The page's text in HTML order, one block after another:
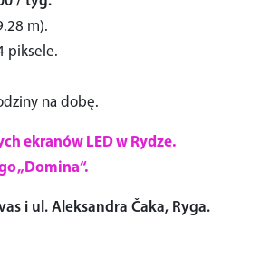
m).
piksele.
na dobę.
ekranów LED w Rydze.
„Domina“.
i ul. Aleksandra Čaka, Ryga.